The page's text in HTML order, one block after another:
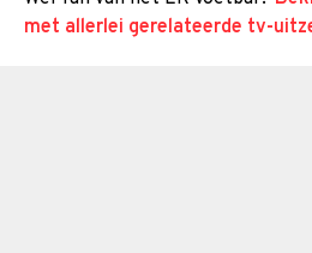
met allerlei gerelateerde tv-